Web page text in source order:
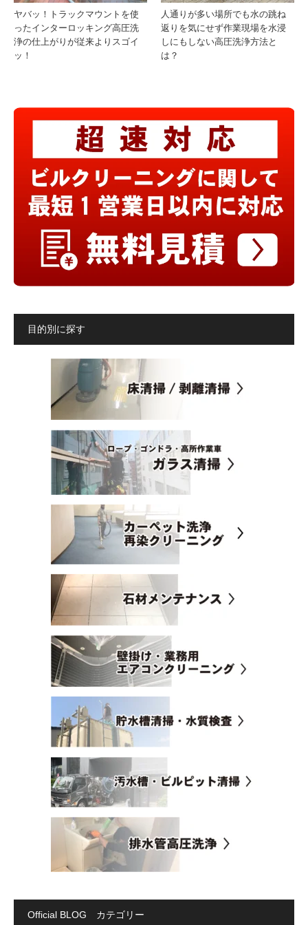
ヤバッ！トラックマウントを使
ったインターロッキング高圧洗
浄の仕上がりが従来よりスゴイ
ッ！
人通りが多い場所でも水の跳ね
返りを気にせず作業現場を水浸
しにもしない高圧洗浄方法と
は？
目的別に探す
Official BLOG カテゴリー